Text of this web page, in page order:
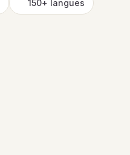
150+ langues